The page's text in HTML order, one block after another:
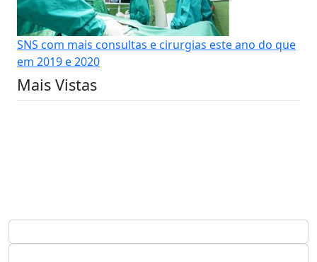
SNS com mais consultas e cirurgias este ano do que
em 2019 e 2020
Mais Vistas